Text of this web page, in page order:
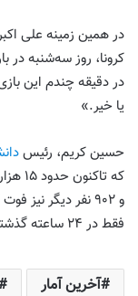
در همین زمینه علی
کرونا، روز سه‌شنبه در
در دقیقه چندم این
یا خیر.»
حسین کریم، رئیس
که
و ۹۰۲ نفر دیگر
فقط در ۲۴ ساعته گذشته را ۱۱۷ نفر اعلام کرد.
آخرین آمار